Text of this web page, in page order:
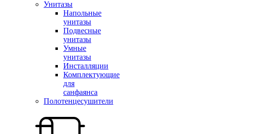
Унитазы
Напольные
унитазы
Подвесные
унитазы
Умные
унитазы
Инсталляции
Комплектующие
для
санфаянса
Полотенцесушители